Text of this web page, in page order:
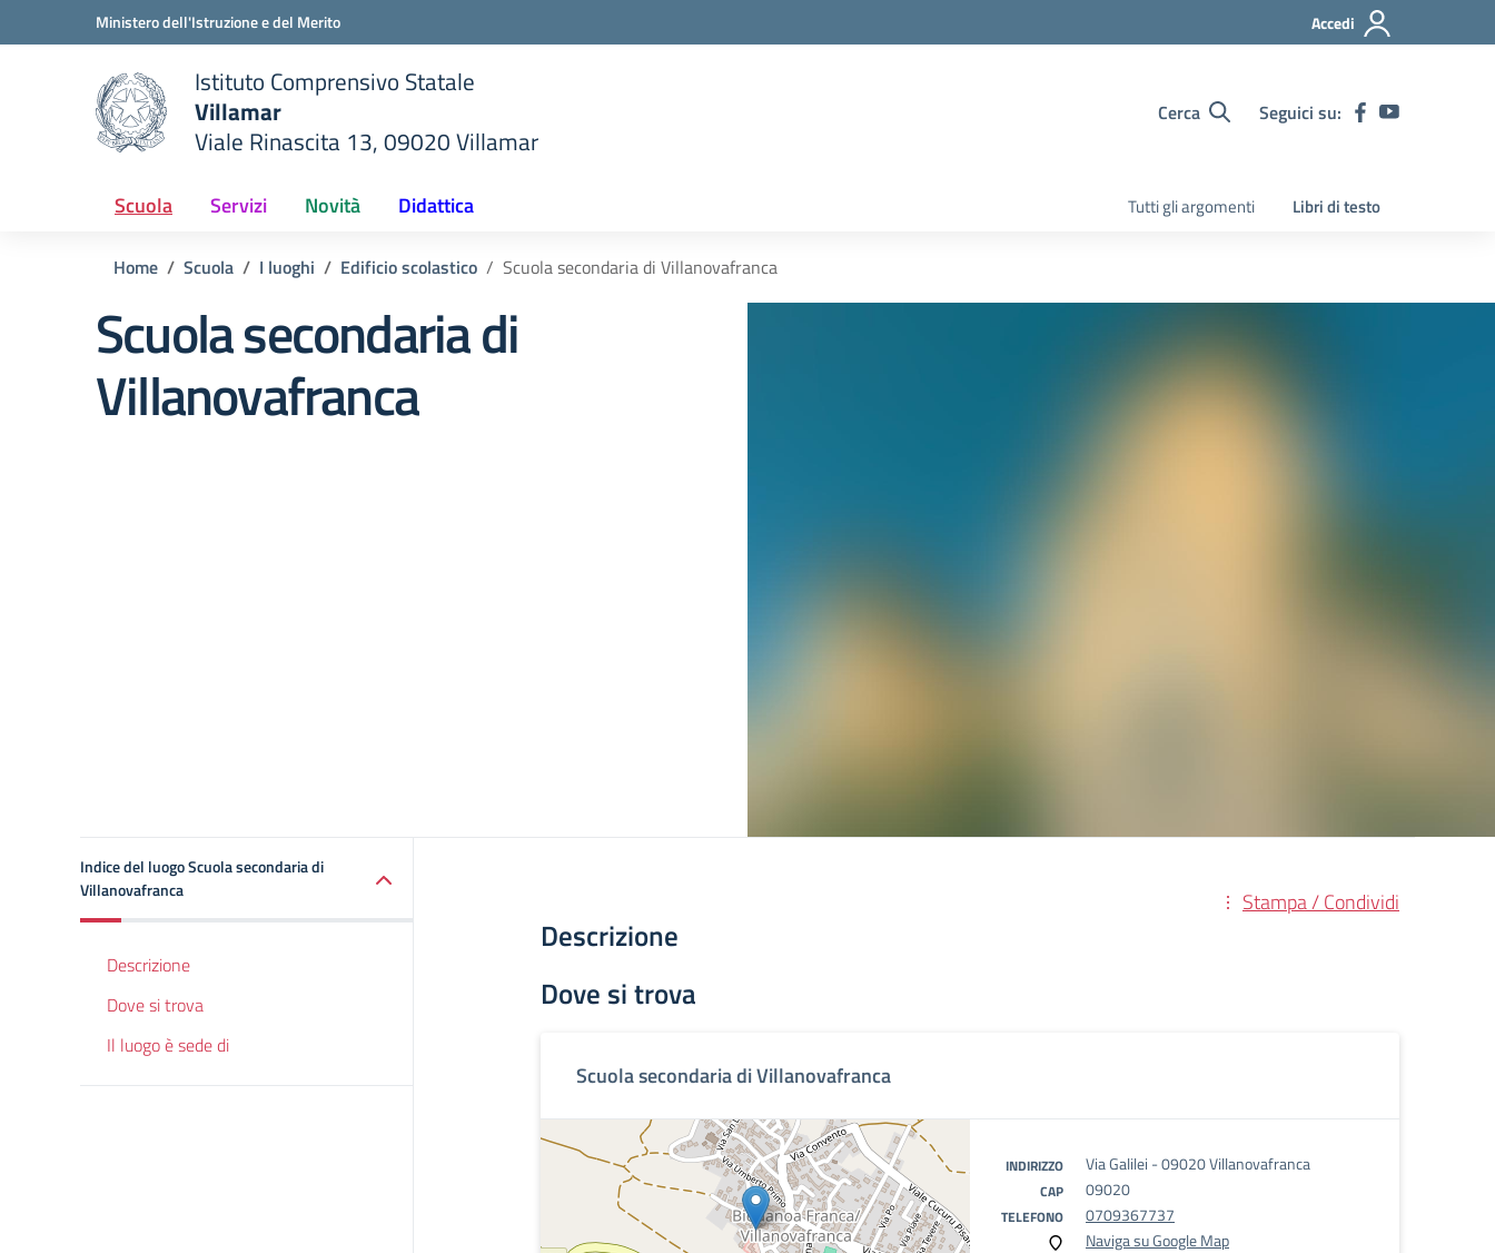
Vai ai contenuti
Vai al menu di navigazioneMinistero dell'Istruzione e del Merito Accedi
scuola
Istituto Comprensivo Statale
Villamar
Viale Rinascita 13, 09020 Villamar
Cerca Seguici su:
Scuola Servizi Novità Didattica Tutti gli argomenti Libri di testo
Home Scuola I luoghi Edificio scolastico Scuola secondaria di Villanovafranca
Scuola secondaria di
Villanovafranca
Indice del luogo Scuola secondaria di
Villanovafranca
Descrizione
Dove si trova
Il luogo è sede di
Stampa / Condividi
Descrizione
Dove si trova
Scuola secondaria di Villanovafranca
INDIRIZZO Via Galilei - 09020 Villanovafranca
CAP 09020
TELEFONO
0709367737
Naviga su Google Map